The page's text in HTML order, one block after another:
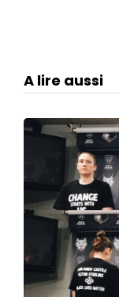
A lire aussi